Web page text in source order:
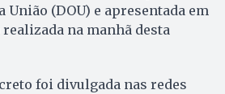
(DOU) e apresentada em
na manhã desta
foi divulgada nas redes